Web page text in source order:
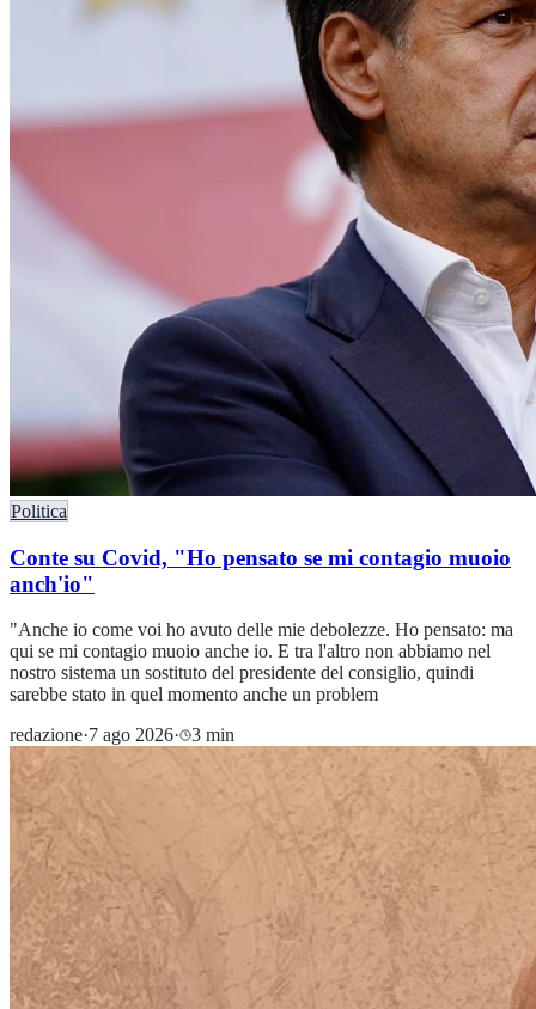
Politica
Conte su Covid, "Ho pensato se mi contagio muoio
anch'io"
"Anche io come voi ho avuto delle mie debolezze. Ho pensato: ma
qui se mi contagio muoio anche io. E tra l'altro non abbiamo nel
nostro sistema un sostituto del presidente del consiglio, quindi
sarebbe stato in quel momento anche un problem
redazione·7 ago 2026· 3 min